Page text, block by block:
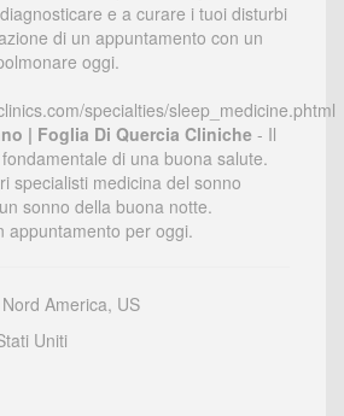
e a curare i tuoi disturbi
di un appuntamento con un
oggi.
specialties/sleep_medicine.phtml
| Foglia Di Quercia Cliniche - Il
di una buona salute.
specialisti medicina del sonno
sonno della buona notte.
appuntamento per oggi.
America, US
Uniti